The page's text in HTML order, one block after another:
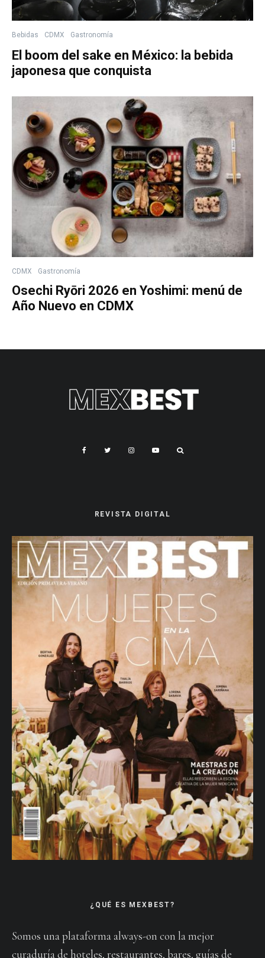
Bebidas CDMX Gastronomía
El boom del sake en México: la bebida
japonesa que conquista
CDMX Gastronomía
Osechi Ryōri 2026 en Yoshimi: menú de
Año Nuevo en CDMX
REVISTA DIGITAL
¿QUÉ ES MEXBEST?
Somos una plataforma always-on con la mejor
curaduría de hoteles, restaurantes, bares, guías de